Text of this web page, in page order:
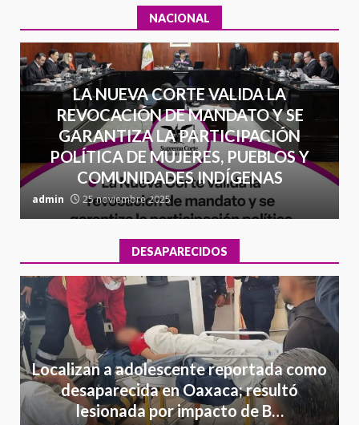
NACIONAL
LA NUEVA CORTE VALIDA LA
REVOCACIÓN DE MANDATO Y SE
GARANTIZA LA PARTICIPACIÓN
POLÍTICA DE MUJERES, PUEBLOS Y
COMUNIDADES INDÍGENAS
admin 25 noviembre 2025
DESAPARECIDOS
Localizan a adolescente reportada como
desaparecida en Oaxaca; resultó
lesionada por impacto de B…